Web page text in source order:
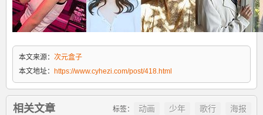
本文来源： 次元盒子
本文地址： https://www.cyhezi.com/post/418.html
相关文章 标签： 动画 少年 歌行 海报